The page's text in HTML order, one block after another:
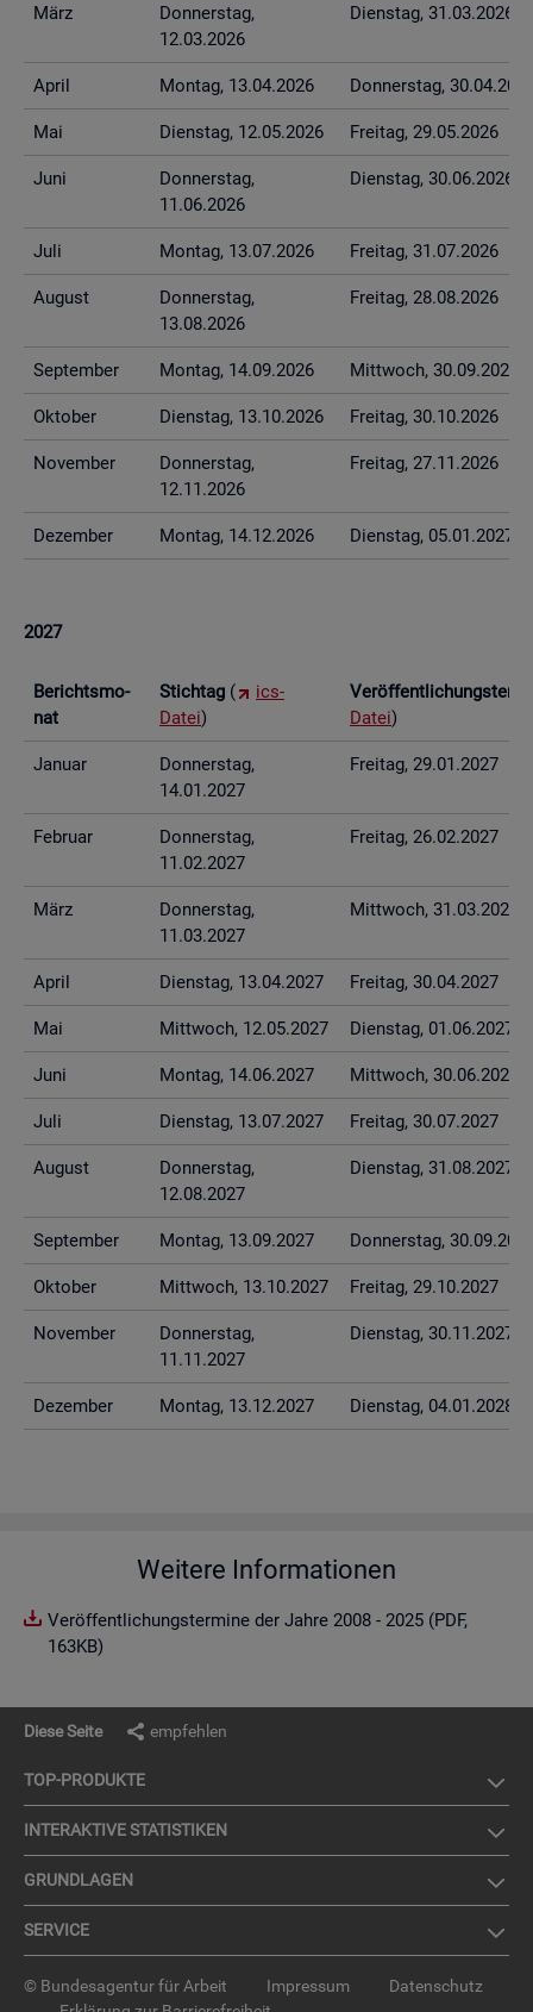
März
Don­ners­tag,
12.03.2026
Diens­tag, 31.03.2026
April Mon­tag, 13.04.2026 Don­ners­tag,
Mai Diens­tag, 12.05.2026 Frei­tag, 29.05.2026
Juni
Don­ners­tag,
11.06.2026
Diens­tag, 30.06.2026
Juli Mon­tag, 13.07.2026 Frei­tag, 31.07.2026
Au­gust
Don­ners­tag,
13.08.2026
Frei­tag, 28.08.2026
Sep­tem­ber Mon­tag, 14.09.2026 Mitt­woch, 30.09.2026
Ok­to­ber Diens­tag, 13.10.2026 Frei­tag, 30.10.2026
No­vem­ber
Don­ners­tag,
12.11.2026
Frei­tag, 27.11.2026
De­zem­ber Mon­tag, 14.12.2026 Diens­tag, 05.01.2027
2027
Be­richts­mo­
nat
Stich­tag (
ics-
Datei)
Datei)
Ja­nu­ar
Don­ners­tag,
14.01.2027
Frei­tag, 29.01.2027
Fe­bru­ar
Don­ners­tag,
11.02.2027
Frei­tag, 26.02.2027
März
Don­ners­tag,
11.03.2027
Mitt­woch, 31.03.2027
April Diens­tag, 13.04.2027 Frei­tag, 30.04.2027
Mai Mitt­woch, 12.05.2027 Diens­tag, 01.06.2027
Juni Mon­tag, 14.06.2027 Mitt­woch, 30.06.2027
Juli Diens­tag, 13.07.2027 Frei­tag, 30.07.2027
Au­gust
Don­ners­tag,
12.08.2027
Diens­tag, 31.08.2027
Sep­tem­ber Mon­tag, 13.09.2027 Don­ners­tag,
Ok­to­ber Mitt­woch, 13.10.2027 Frei­tag, 29.10.2027
No­vem­ber
Don­ners­tag,
11.11.2027
Diens­tag, 30.11.2027
De­zem­ber Mon­tag, 13.12.2027 Diens­tag, 04.01.2028
Weitere Informationen
Veröffentlichungstermine der Jahre 2008 - 2025 (PDF,
163KB)
Diese Seite empfehlen
TOP-PRO­DUK­TE
IN­TER­AK­TI­VE STA­TIS­TI­KEN
GRUND­LA­GEN
SER­VICE
© Bundesagentur für Arbeit Impressum
Datenschutz